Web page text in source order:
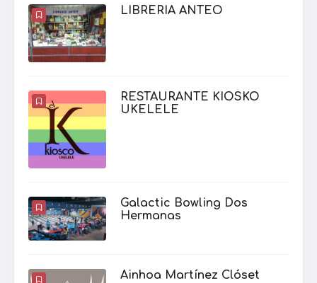
LIBRERIA ANTEO
RESTAURANTE KIOSKO
UKELELE
Galactic Bowling Dos
Hermanas
Ainhoa Martínez Clóset